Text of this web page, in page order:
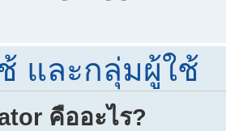
และกลุ่มผู้ใช้
คืออะไร?